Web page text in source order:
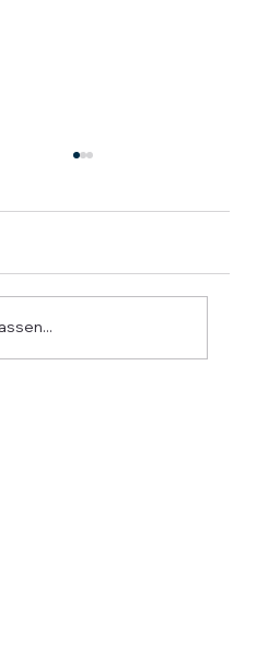
gedacht – integriert in alle
ist mehr als digital – sie denkt
Zahlungsprozess mit. Mit